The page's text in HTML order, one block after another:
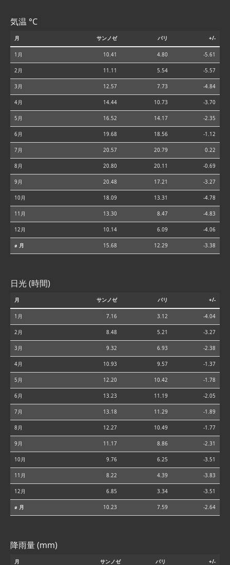
気温 °C
月 サンノゼ パリ +/-
1月 10.41 4.80 -5.61
2月 11.11 5.54 -5.57
3月 12.57 7.73 -4.84
4月 14.44 10.73 -3.70
5月 16.52 14.17 -2.35
6月 19.68 18.56 -1.12
7月 20.57 20.79 0.22
8月 20.80 20.11 -0.69
9月 20.48 17.21 -3.27
10月 18.09 13.31 -4.78
11月 13.30 8.47 -4.83
12月 10.14 6.09 -4.06
⌀ 月 15.68 12.29 -3.38
日光 (時間)
月 サンノゼ パリ +/-
1月 7.16 3.12 -4.04
2月 8.48 5.21 -3.27
3月 9.32 6.93 -2.38
4月 10.93 9.57 -1.37
5月 12.20 10.42 -1.78
6月 13.23 11.19 -2.05
7月 13.18 11.29 -1.89
8月 12.27 10.49 -1.77
9月 11.17 8.86 -2.31
10月 9.76 6.25 -3.51
11月 8.22 4.39 -3.83
12月 6.85 3.34 -3.51
⌀ 月 10.23 7.59 -2.64
降雨量 (mm)
月 サンノゼ パリ +/-